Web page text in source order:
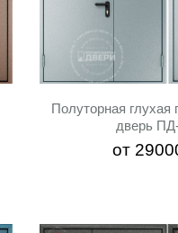
Полуторная глухая
дверь
от